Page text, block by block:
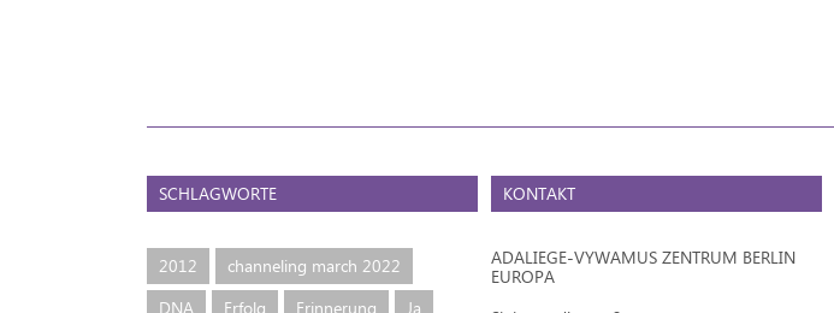
SCHLAGWORTE
2012
channeling march 2022
DNA
Erfolg Erinnerung Ja
KONTAKT
ADALIEGE-VYWAMUS ZENTRUM BERLIN
EUROPA